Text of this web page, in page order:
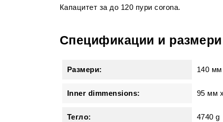
Капацитет за до 120 пури corona.
Спецификации и размери
Размери: 140 мм
Inner dimmensions: 95 мм
Тегло: 4740 g